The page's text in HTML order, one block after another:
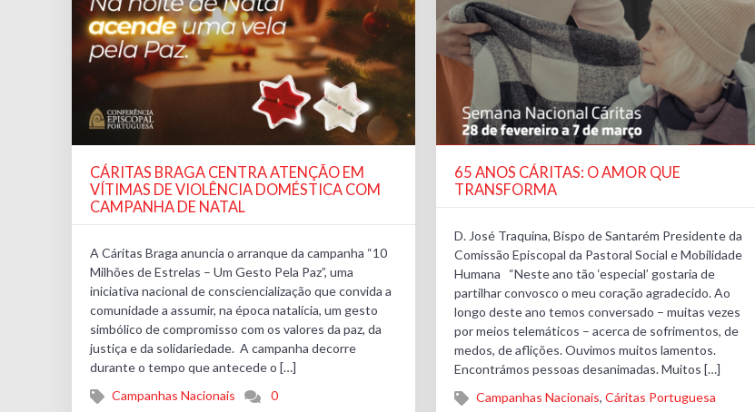
CÁRITAS BRAGA CENTRA ATENÇÃO EM
VÍTIMAS DE VIOLÊNCIA DOMÉSTICA COM
CAMPANHA DE NATAL
A Cáritas Braga anuncia o arranque da campanha “10
Milhões de Estrelas – Um Gesto Pela Paz”, uma
iniciativa nacional de consciencialização que convida a
comunidade a assumir, na época natalícia, um gesto
simbólico de compromisso com os valores da paz, da
justiça e da solidariedade. A campanha decorre
durante o tempo que antecede o […]
Campanhas Nacionais
0
65 ANOS CÁRITAS: O AMOR QUE
TRANSFORMA
D. José Traquina, Bispo de Santarém Presidente da
Comissão Episcopal da Pastoral Social e Mobilidade
Humana “Neste ano tão ‘especial’ gostaria de
partilhar convosco o meu coração agradecido. Ao
longo deste ano temos conversado – muitas vezes
por meios telemáticos – acerca de sofrimentos, de
medos, de aflições. Ouvimos muitos lamentos.
Encontrámos pessoas desanimadas. Muitos […]
Campanhas Nacionais,Cáritas Portuguesa